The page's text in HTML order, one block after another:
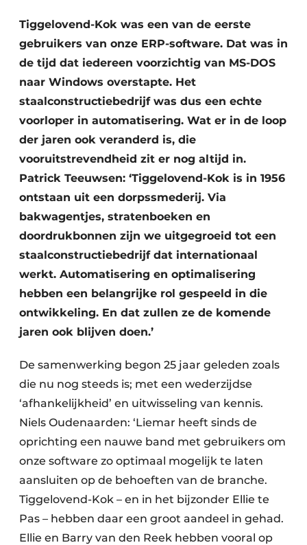
Vacature aanmelden
Tiggelovend-Kok was een van de eerste
gebruikers van onze ERP-software. Dat was in
de tijd dat iedereen voorzichtig van MS-DOS
naar Windows overstapte. Het
staalconstructiebedrijf was dus een echte
voorloper in automatisering. Wat er in de loop
der jaren ook veranderd is, die
vooruitstrevendheid zit er nog altijd in.
Patrick Teeuwsen: ‘Tiggelovend-Kok is in 1956
ontstaan uit een dorpssmederij. Via
bakwagentjes, stratenboeken en
doordrukbonnen zijn we uitgegroeid tot een
staalconstructiebedrijf dat internationaal
werkt. Automatisering en optimalisering
hebben een belangrijke rol gespeeld in die
ontwikkeling. En dat zullen ze de komende
jaren ook blijven doen.’
De samenwerking begon 25 jaar geleden zoals
die nu nog steeds is; met een wederzijdse
‘afhankelijkheid’ en uitwisseling van kennis.
Niels Oudenaarden: ‘Liemar heeft sinds de
oprichting een nauwe band met gebruikers om
onze software zo optimaal mogelijk te laten
aansluiten op de behoeften van de branche.
Tiggelovend-Kok – en in het bijzonder Ellie te
Pas – hebben daar een groot aandeel in gehad.
Ellie en Barry van den Reek hebben vooral op